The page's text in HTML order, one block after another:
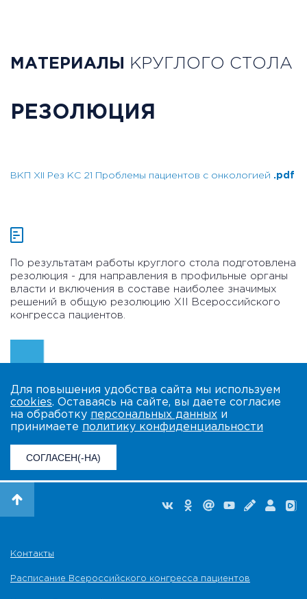
МАТЕРИАЛЫ КРУГЛОГО СТОЛА
По результатам работы круглого стола подготовлена
резолюция - для направления в профильные органы
власти и включения в составе наиболее значимых
решений в общую резолюцию XII Всероссийского
конгресса пациентов.
РЕЗОЛЮЦИЯ
ВКП XII Рез КС 21 Проблемы пациентов с онкологией .pdf
Для повышения удобства сайта мы используем
cookies. Оставаясь на сайте, вы даете согласие
на обработку персональных данных и
принимаете политику конфиденциальности
СОГЛАСЕН(-НА)
Контакты
Расписание Всероссийского конгресса пациентов